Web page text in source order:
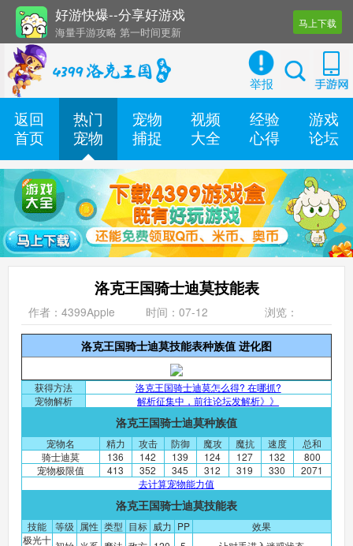
好游快爆--分享好游戏
海量手游攻略 第一时间更新
还有几十款实用辅助工具
马上下载
举报
返回
首页
热门
宠物
宠物
捕捉
视频
大全
经验
心得
游戏
论坛
洛克王国骑士迪莫技能表
作者：4399Apple 时间：07-12 浏览：
洛克王国骑士迪莫技能表种族值 进化图
获得方法
洛克王国骑士迪莫怎么得? 在哪抓?
宠物解析
解析征集中，前往论坛发解析》》
洛克王国骑士迪莫种族值
宠物名 精力 攻击 防御 魔攻 魔抗 速度
总和
骑士迪莫
136 142 139 124 127 132
800
宠物极限值
413 352 345 312 319 330
2071
去计算宠物能力值
洛克王国骑士迪莫技能表
技能 等级 属性 类型 目标 威力 PP
效果
极光十